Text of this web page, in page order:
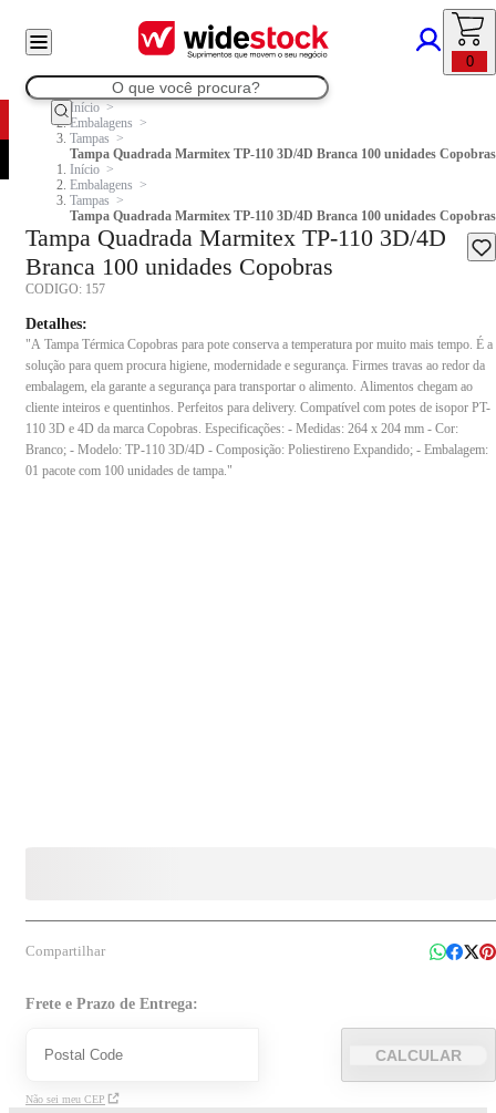
0
Início
Embalagens
Tampas
Tampa Quadrada Marmitex TP-110 3D/4D Branca 100 unidades Copobras
Início
Embalagens
Tampas
Tampa Quadrada Marmitex TP-110 3D/4D Branca 100 unidades Copobras
Tampa Quadrada Marmitex TP-110 3D/4D
Branca 100 unidades Copobras
CODIGO: 157
Detalhes:
"A Tampa Térmica Copobras para pote conserva a temperatura por muito mais tempo. É a
solução para quem procura higiene, modernidade e segurança. Firmes travas ao redor da
embalagem, ela garante a segurança para transportar o alimento. Alimentos chegam ao
cliente inteiros e quentinhos. Perfeitos para delivery. Compatível com potes de isopor PT-
110 3D e 4D da marca Copobras. Especificações: - Medidas: 264 x 204 mm - Cor:
Branco; - Modelo: TP-110 3D/4D - Composição: Poliestireno Expandido; - Embalagem:
01 pacote com 100 unidades de tampa."
Compartilhar
Frete e Prazo de Entrega:
CALCULAR
Não sei meu CEP